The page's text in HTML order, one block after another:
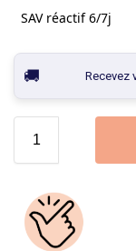
SAV réactif 6/7j
Recevez